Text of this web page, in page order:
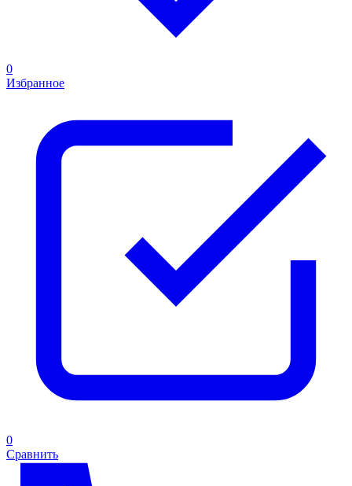
0
Избранное
0
Сравнить